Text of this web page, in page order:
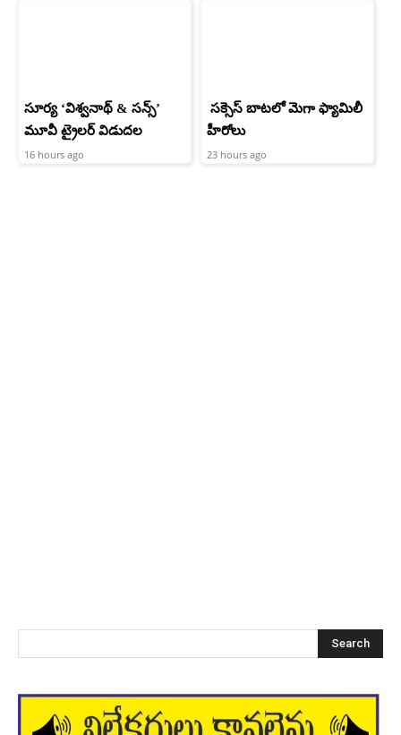
సూర్య ‘విశ్వనాథ్ & సన్స్’
మూవీ ట్రైలర్ విడుదల
16 hours ago
సక్సెస్ బాటలో మెగా ఫ్యామిలీ
హీరోలు
23 hours ago
Search